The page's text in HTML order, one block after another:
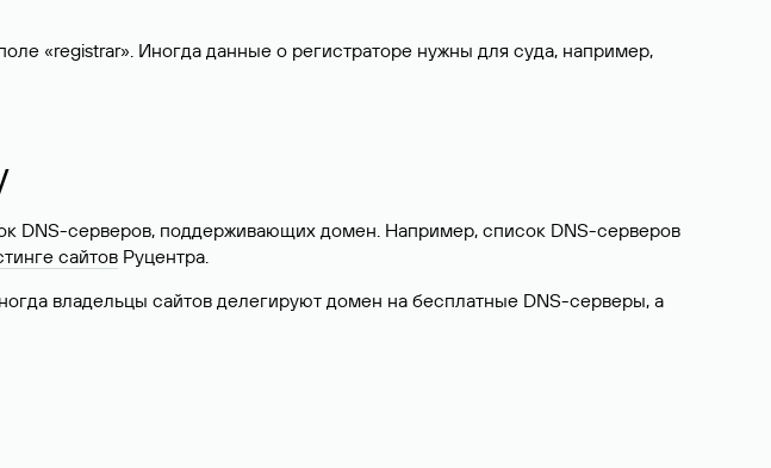
«registrar». Иногда данные о регистраторе нужны для суда, например,
DNS-серверов, поддерживающих домен. Например, список DNS-серверов
сайтов Руцентра.
владельцы сайтов делегируют домен на бесплатные DNS-серверы, а